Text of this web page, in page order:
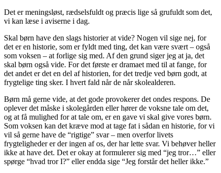
Det er meningsløst, rædselsfuldt og præcis lige så grufuldt som det,
vi kan læse i aviserne i dag.
Skal børn have den slags historier at vide? Nogen vil sige nej, for
det er en historie, som er fyldt med ting, det kan være svært – også
som voksen – at forlige sig med. Af den grund siger jeg at ja, det
skal børn også vide. For det første er dramaet med til at fange, for
det andet er det en del af historien, for det tredje ved børn godt, at
frygtelige ting sker. I hvert fald når de når skolealderen.
Børn må gerne vide, at det gode provokerer det ondes respons. De
oplever det måske i skolegården eller hører de voksne tale om det,
og at få mulighed for at tale om, er en gave vi skal give vores børn.
Som voksen kan det kræve mod at tage fat i sådan en historie, for vi
vil så gerne have de “rigtige” svar – men overfor livets
frygteligheder er der ingen af os, der har lette svar. Vi behøver heller
ikke at have det. Det er okay at formulerer sig med “jeg tror…” eller
spørge “hvad tror I?” eller endda sige “Jeg forstår det heller ikke.”